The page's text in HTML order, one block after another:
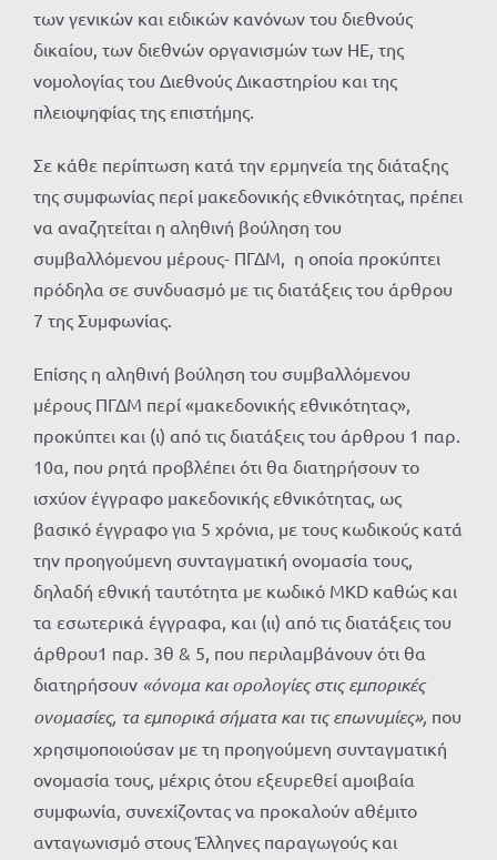
των γενικών και ειδικών κανόνων του διεθνούς
δικαίου, των διεθνών οργανισμών των ΗΕ, της
νομολογίας του Διεθνούς Δικαστηρίου και της
πλειοψηφίας της επιστήμης.
Σε κάθε περίπτωση κατά την ερμηνεία της διάταξης
της συμφωνίας περί μακεδονικής εθνικότητας, πρέπει
να αναζητείται η αληθινή βούληση του
συμβαλλόμενου μέρους- ΠΓΔΜ, η οποία προκύπτει
πρόδηλα σε συνδυασμό με τις διατάξεις του άρθρου
7 της Συμφωνίας.
Επίσης η αληθινή βούληση του συμβαλλόμενου
μέρους ΠΓΔΜ περί «μακεδονικής εθνικότητας»,
προκύπτει και (ι) από τις διατάξεις του άρθρου 1 παρ.
10α, που ρητά προβλέπει ότι θα διατηρήσουν το
ισχύον έγγραφο μακεδονικής εθνικότητας, ως
βασικό έγγραφο για 5 χρόνια, με τους κωδικούς κατά
την προηγούμενη συνταγματική ονομασία τους,
δηλαδή εθνική ταυτότητα με κωδικό ΜΚD καθώς και
τα εσωτερικά έγγραφα, και (ιι) από τις διατάξεις του
άρθρου1 παρ. 3θ & 5, που περιλαμβάνουν ότι θα
διατηρήσουν «όνομα και ορολογίες στις εμπορικές
ονομασίες, τα εμπορικά σήματα και τις επωνυμίες», που
χρησιμοποιούσαν με τη προηγούμενη συνταγματική
ονομασία τους, μέχρις ότου εξευρεθεί αμοιβαία
συμφωνία, συνεχίζοντας να προκαλούν αθέμιτο
ανταγωνισμό στους Έλληνες παραγωγούς και